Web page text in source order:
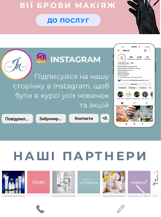
ВІЇ БРОВИ МАКІЯЖ
ДО ПОСЛУГ
INSTAGRAM
Підписуйся на нашу
сторінку в Instagram, щоб
бути в курсі усіх новинок
та акцій
НАШІ ПАРТНЕРИ